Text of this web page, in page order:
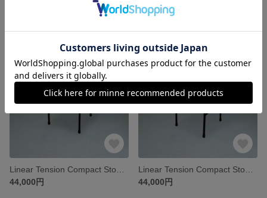
88,000円
44,000円
44,000円